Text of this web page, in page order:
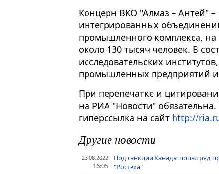
Концерн ВКО "Алмаз – Антей"
интегрированных
промышленного комплекса, на
около 130 тысяч человек. В
исследовательских
промышленных предприятий и
При перепечатке и
на РИА "Новости"
гиперссылка на сайт http://
Другие новости
23.08.2022
16:05
Под санкции Канады попал ряд
"Ростеха"